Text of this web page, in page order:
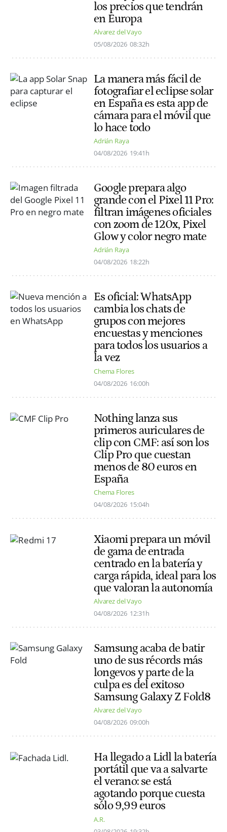
los precios que tendrán
en Europa
Alvarez del Vayo
05/08/2026 08:32h
La manera más fácil de
fotografiar el eclipse solar
en España es esta app de
cámara para el móvil que
lo hace todo
Adrián Raya
04/08/2026 19:41h
Google prepara algo
grande con el Pixel 11 Pro:
filtran imágenes oficiales
con zoom de 120x, Pixel
Glow y color negro mate
Adrián Raya
04/08/2026 18:22h
Es oficial: WhatsApp
cambia los chats de
grupos con mejores
encuestas y menciones
para todos los usuarios a
la vez
Chema Flores
04/08/2026 16:00h
Nothing lanza sus
primeros auriculares de
clip con CMF: así son los
Clip Pro que cuestan
menos de 80 euros en
España
Chema Flores
04/08/2026 15:04h
Xiaomi prepara un móvil
de gama de entrada
centrado en la batería y
carga rápida, ideal para los
que valoran la autonomía
Alvarez del Vayo
04/08/2026 12:31h
Samsung acaba de batir
uno de sus récords más
longevos y parte de la
culpa es del exitoso
Samsung Galaxy Z Fold8
Alvarez del Vayo
04/08/2026 09:00h
Ha llegado a Lidl la batería
portátil que va a salvarte
el verano: se está
agotando porque cuesta
sólo 9,99 euros
A.R.